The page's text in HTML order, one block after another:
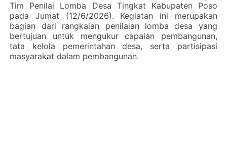
Tim Penilai Lomba Desa Tingkat Kabupaten Poso
pada Jumat (12/6/2026). Kegiatan ini merupakan
bagian dari rangkaian penilaian lomba desa yang
bertujuan untuk mengukur capaian pembangunan,
tata kelola pemerintahan desa, serta partisipasi
masyarakat dalam pembangunan.